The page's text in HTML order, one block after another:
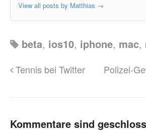
View all posts by Matthias →
beta, ios10, iphone, mac,
Tennis bei Twitter Polizei-
Kommentare sind